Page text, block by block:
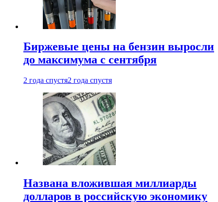
Биржевые цены на бензин выросли
до максимума с сентября
2 года спустя2 года спустя
Названа вложившая миллиарды
долларов в российскую экономику